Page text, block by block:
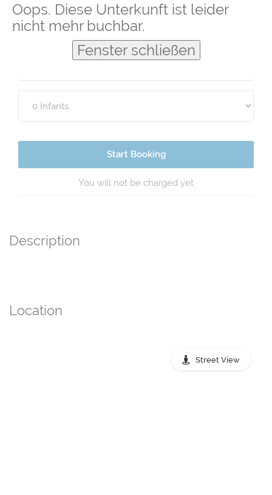
Oops. Diese Unterkunft ist leider
nicht mehr buchbar.
Fenster schließen
Start Booking
You will not be charged yet
Description
Location
Street View